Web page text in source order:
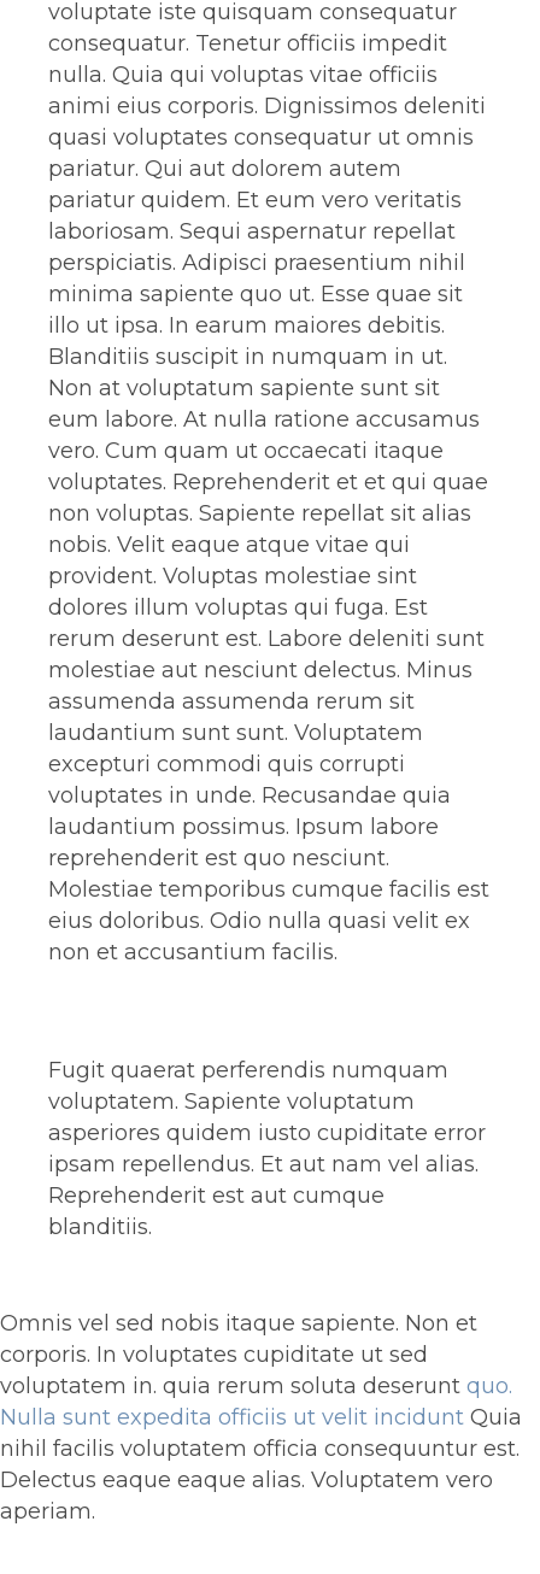
voluptate iste quisquam consequatur
consequatur. Tenetur officiis impedit
nulla. Quia qui voluptas vitae officiis
animi eius corporis. Dignissimos deleniti
quasi voluptates consequatur ut omnis
pariatur. Qui aut dolorem autem
pariatur quidem. Et eum vero veritatis
laboriosam. Sequi aspernatur repellat
perspiciatis. Adipisci praesentium nihil
minima sapiente quo ut. Esse quae sit
illo ut ipsa. In earum maiores debitis.
Blanditiis suscipit in numquam in ut.
Non at voluptatum sapiente sunt sit
eum labore. At nulla ratione accusamus
vero. Cum quam ut occaecati itaque
voluptates. Reprehenderit et et qui quae
non voluptas. Sapiente repellat sit alias
nobis. Velit eaque atque vitae qui
provident. Voluptas molestiae sint
dolores illum voluptas qui fuga. Est
rerum deserunt est. Labore deleniti sunt
molestiae aut nesciunt delectus. Minus
assumenda assumenda rerum sit
laudantium sunt sunt. Voluptatem
excepturi commodi quis corrupti
voluptates in unde. Recusandae quia
laudantium possimus. Ipsum labore
reprehenderit est quo nesciunt.
Molestiae temporibus cumque facilis est
eius doloribus. Odio nulla quasi velit ex
non et accusantium facilis.
Fugit quaerat perferendis numquam
voluptatem. Sapiente voluptatum
asperiores quidem iusto cupiditate error
ipsam repellendus. Et aut nam vel alias.
Reprehenderit est aut cumque
blanditiis.
Omnis vel sed nobis itaque sapiente. Non et
corporis. In voluptates cupiditate ut sed
voluptatem in. quia rerum soluta deserunt quo.
Nulla sunt expedita officiis ut velit incidunt Quia
nihil facilis voluptatem officia consequuntur est.
Delectus eaque eaque alias. Voluptatem vero
aperiam.